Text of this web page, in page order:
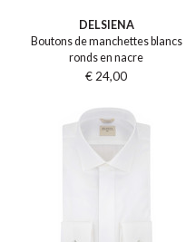
DELSIENA
Boutons de manchettes blancs
ronds en nacre
€ 24,00